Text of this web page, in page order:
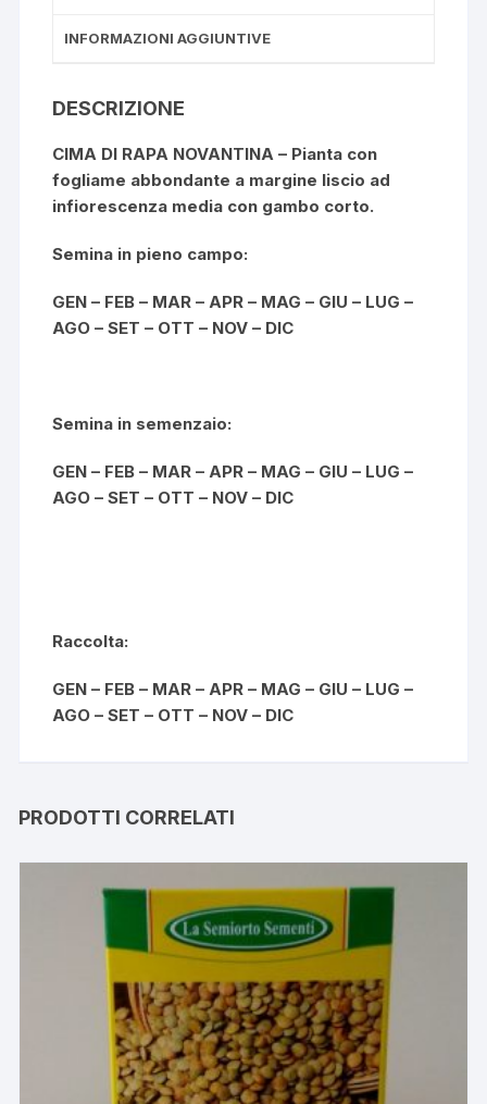
INFORMAZIONI AGGIUNTIVE
DESCRIZIONE
CIMA DI RAPA NOVANTINA – Pianta con
fogliame abbondante a margine liscio ad
infiorescenza media con gambo corto.
Semina in pieno campo:
GEN – FEB – MAR – APR – MAG – GIU – LUG –
AGO – SET – OTT – NOV – DIC
Semina in semenzaio:
GEN – FEB – MAR – APR – MAG – GIU – LUG –
AGO – SET – OTT – NOV – DIC
Raccolta:
GEN – FEB – MAR – APR – MAG – GIU – LUG –
AGO – SET – OTT – NOV – DIC
PRODOTTI CORRELATI